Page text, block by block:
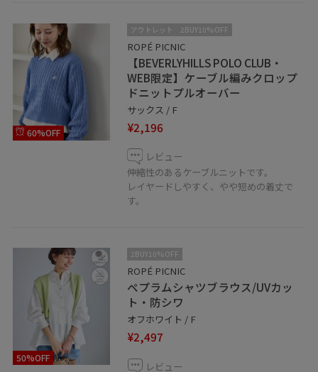
60%OFF
アウトレット 2BUY10%OFF
ROPÉ PICNIC
【BEVERLYHILLS POLO CLUB・
WEB限定】ケーブル編みクロップ
ドニットプルオーバー
サックス / F
¥2,196
レビュー
伸縮性のあるケーブルニットです。
レイヤードしやすく、やや短めの着丈で
す。
50%OFF
2BUY10%OFF
ROPÉ PICNIC
ペプラムシャツブラウス/UVカッ
ト・防シワ
オフホワイト / F
¥2,497
レビュー